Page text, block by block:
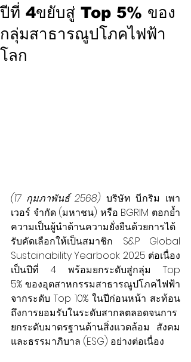
ปีที่ 4ขยับสู่ Top 5% ของ
กลุ่มสาธารณูปโภคไฟฟ้า
โลก
(17 กุมภาพันธ์ 2568) บริษัท บี.กริม เพา
เวอร์ จำกัด (มหาชน) หรือ BGRIM ตอกย้ำ
ความเป็นผู้นำด้านความยั่งยืนด้วยการได้
รับคัดเลือกให้เป็นสมาชิก S&P Global
Sustainability Yearbook 2025 ต่อเนื่อง
เป็นปีที่ 4 พร้อมยกระดับสู่กลุ่ม Top
5% ของอุตสาหกรรมสาธารณูปโภคไฟฟ้า
จากระดับ Top 10% ในปีก่อนหน้า สะท้อน
ถึงการยอมรับในระดับสากลตลอดจนการ
ยกระดับมาตรฐานด้านสิ่งแวดล้อม สังคม
และธรรมาภิบาล (ESG) อย่างต่อเนื่อง